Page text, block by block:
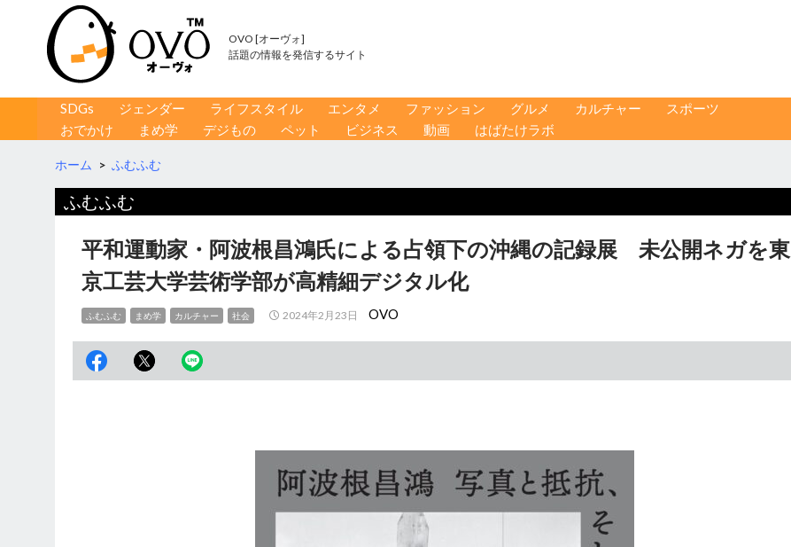
OVO [オーヴォ]
話題の情報を発信するサイト
コンテンツへ移動
SDGs ジェンダー ライフスタイル エンタメ ファッション グルメ カルチャー
スポーツ
おでかけ
まめ学 デジもの ペット ビジネス 動画 はばたけラボ
ホーム > ふむふむ
ふむふむ
平和運動家・阿波根昌鴻氏による占領下の沖縄の記録展 未公開ネガを東
京工芸大学芸術学部が高精細デジタル化
ふむふむ まめ学 カルチャー 社会 2024年2月23日 OVO